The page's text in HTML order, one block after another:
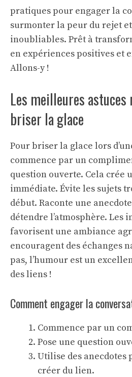
pratiques pour engager la
surmonter la peur du rejet
inoubliables. Prêt à
en expériences positives et
Allons-y !
Les meilleures
briser la glace
Pour briser la glace lors
commence par un
question ouverte. Cela crée
immédiate. Évite les sujets
début. Raconte une
détendre l’atmosphère. Les
favorisent une ambiance
encouragent des échanges
pas, l’humour est un
des liens !
Comment engager la
Commence par un
Pose une question
Utilise des anecdotes
créer du lien.